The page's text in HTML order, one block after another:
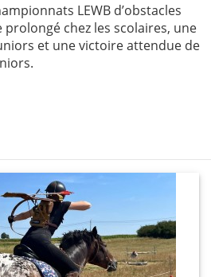
LEWB d’obstacles
prolongé chez les scolaires, une
et une victoire attendue de